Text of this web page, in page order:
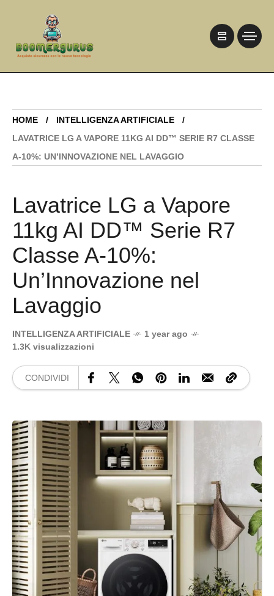
HOME
INTELLIGENZA ARTIFICIALE
LAVATRICE LG A VAPORE 11KG AI DD™ SERIE R7 CLASSE
A-10%: UN’INNOVAZIONE NEL LAVAGGIO
Lavatrice LG a Vapore
11kg AI DD™ Serie R7
Classe A-10%:
Un’Innovazione nel
Lavaggio
INTELLIGENZA ARTIFICIALE
1 year ago
1.3K visualizzazioni
CONDIVIDI